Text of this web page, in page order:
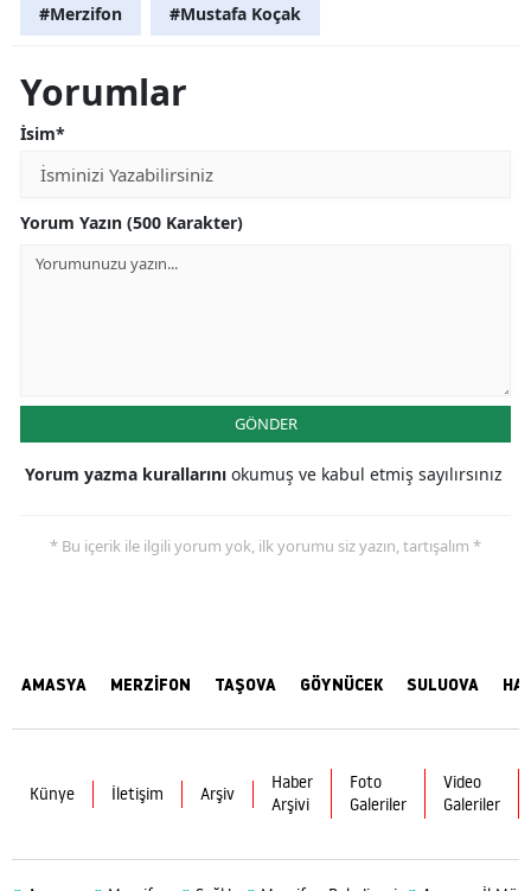
#Merzifon #Mustafa Koçak
Yorumlar
İsim*
Yorum Yazın (500 Karakter)
GÖNDER
Yorum yazma kurallarını okumuş ve kabul etmiş sayılırsınız
* Bu içerik ile ilgili yorum yok, ilk yorumu siz yazın, tartışalım *
AMASYA MERZİFON TAŞOVA GÖYNÜCEK SULUOVA
Künye İletişim Arşiv
Haber
Arşivi
Foto
Galeriler
Video
Galeriler